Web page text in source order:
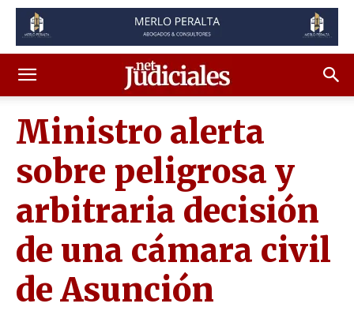
Ministro alerta
sobre peligrosa y
arbitraria decisión
de una cámara civil
de Asunción